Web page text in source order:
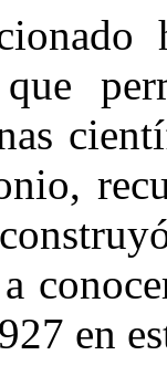
que
en